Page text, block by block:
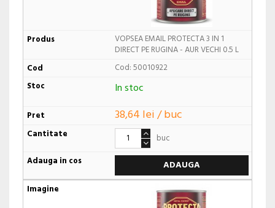
VOPSEA EMAIL PROTECTA 3 IN 1
DIRECT PE RUGINA - AUR VECHI 0.5 L
Cod: 50010922
In stoc
38,64 lei / buc
buc
ADAUGA